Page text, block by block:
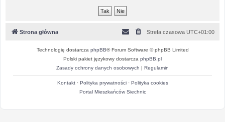
Strona główna Strefa czasowa UTC+01:00
Technologię dostarcza phpBB® Forum Software © phpBB Limited
Polski pakiet językowy dostarcza phpBB.pl
Zasady ochrony danych osobowych | Regulamin
Kontakt· Polityka prywatności· Polityka cookies
Portal Mieszkańców Siechnic